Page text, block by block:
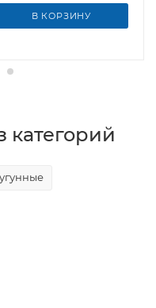
В КОРЗИНУ
категорий